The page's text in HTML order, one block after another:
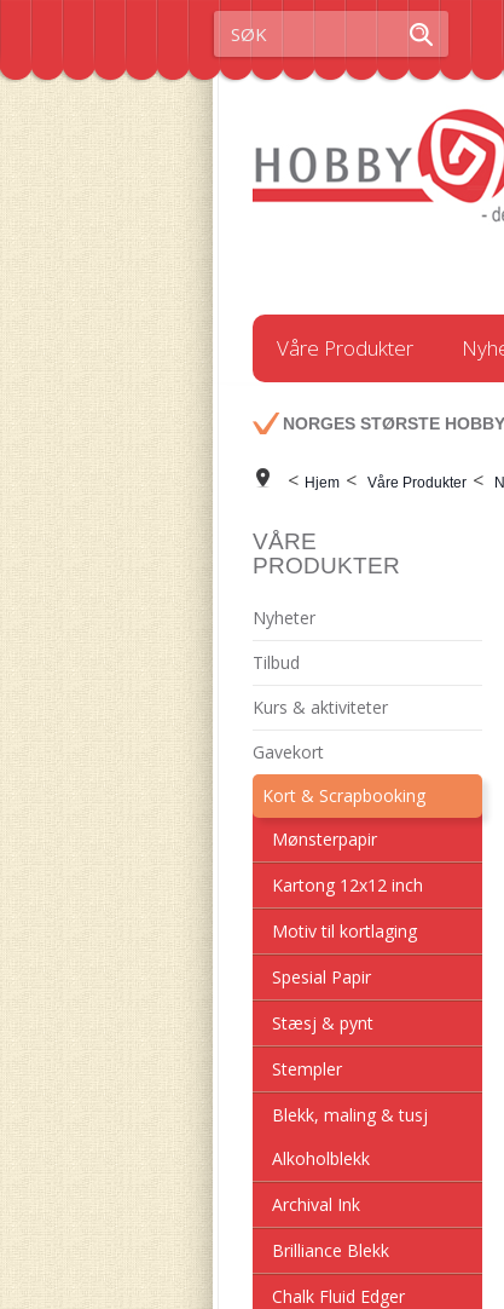
Våre Produkter
NORGES STØRSTE
< Hjem < Våre Produkter <
VÅRE
PRODUKTER
Nyheter
Tilbud
Kurs & aktiviteter
Gavekort
Kort & Scrapbooking
Mønsterpapir
Kartong 12x12 inch
Motiv til kortlaging
Spesial Papir
Stæsj & pynt
Stempler
Blekk, maling & tusj
Alkoholblekk
Archival Ink
Brilliance Blekk
Chalk Fluid Edger